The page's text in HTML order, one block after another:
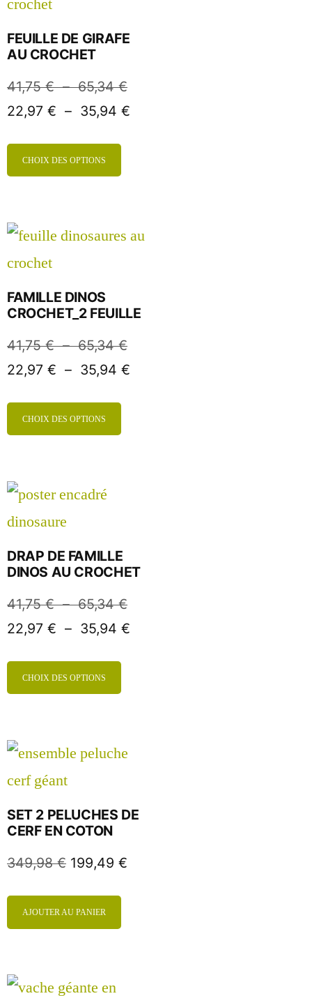
FEUILLE DE GIRAFE
AU CROCHET
41,75€ – 65,34€
22,97 € – 35,94 €
CHOIX DES OPTIONS
FAMILLE DINOS
CROCHET_2 FEUILLE
41,75€ – 65,34€
22,97 € – 35,94 €
CHOIX DES OPTIONS
DRAP DE FAMILLE
DINOS AU CROCHET
41,75€ – 65,34€
22,97 € – 35,94 €
CHOIX DES OPTIONS
SET 2 PELUCHES DE
CERF EN COTON
349,98€ 199,49 €
AJOUTER AU PANIER